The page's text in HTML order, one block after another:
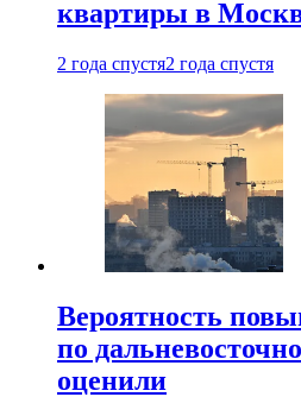
квартиры в
2 года спустя2 года спустя
Вероятность
по
оценили